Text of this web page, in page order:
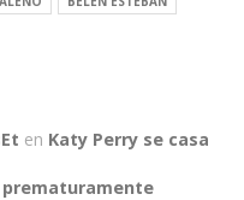
en Katy Perry se casa
prematuramente